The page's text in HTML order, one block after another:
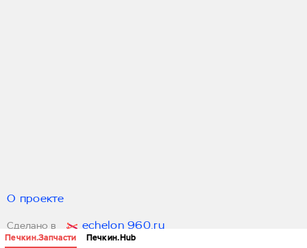
Печкин.Запчасти Печкин.Hub
О проекте
Сделано в echelon 960.ru